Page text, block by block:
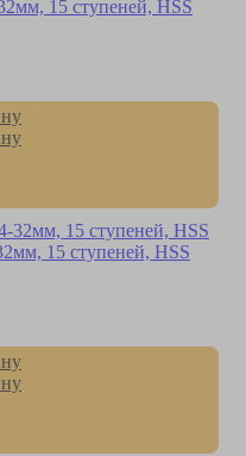
15 ступеней, HSS
15 ступеней, HSS